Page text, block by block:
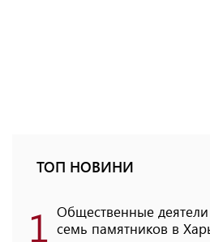
ТОП НОВИНИ
1 Общественные
семь памятников в